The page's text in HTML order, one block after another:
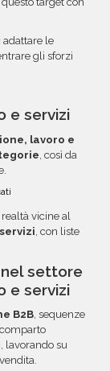
adattare le
gli sforzi
e servizi
lavoro e
, così da
vicine al
, con liste
settore
e servizi
B2B, sequenze
, lavorando su